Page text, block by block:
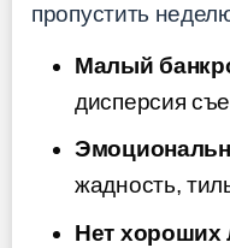
пропустить
Малый
дисперсия
жадность,
Нет хороших